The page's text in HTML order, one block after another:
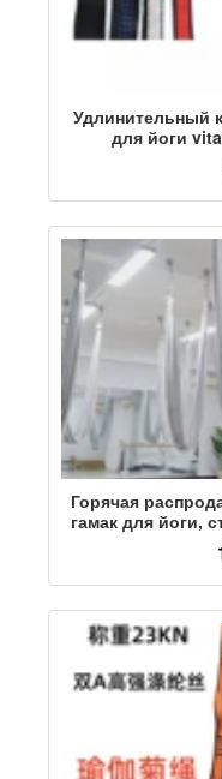
Удлинительный
для йоги
удлинительный
Горячая
гамак для йоги,
цельный